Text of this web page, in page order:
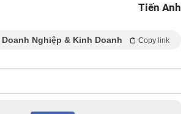
Tiến Anh
Doanh Nghiệp & Kinh Doanh Copy link